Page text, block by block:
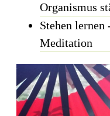
Organismus
Stehen
Meditation